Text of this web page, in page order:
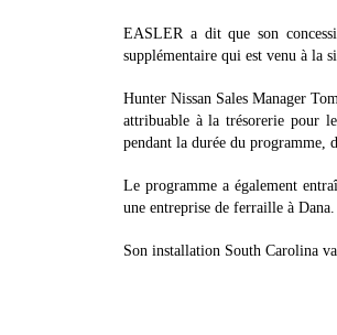
EASLER a dit que son
supplémentaire qui est venu à la
Hunter Nissan Sales Manager
attribuable à la trésorerie pour
pendant la durée du programme,
Le programme a également
une entreprise de ferraille à
Son installation South Carolina